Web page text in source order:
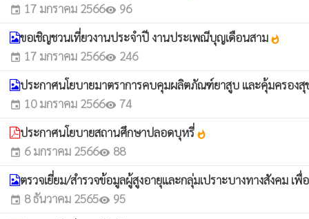
event 17 มกราคม 2566visibility 96
ขอเชิญชวนเที่ยวงานประจำปี งานประเพณีบุญเดือนสาม whatshot
event 17 มกราคม 2566visibility 246
ประกาศนโยบายมาตราการคบคุมผลิตภัณฑ์ยาสูบ และคุ้มครอง
event 10 มกราคม 2566visibility 74
ประกาศนโยบายสถานศึกษาปลอดบุหรี่ whatshot
event 6 มกราคม 2566visibility 88
ตรวจเยี่ยม/สำรวจข้อมูลผู้สูงอายุและกลุ่มเปราะบางทางสังคม
event 8 ธันวาคม 2565visibility 95